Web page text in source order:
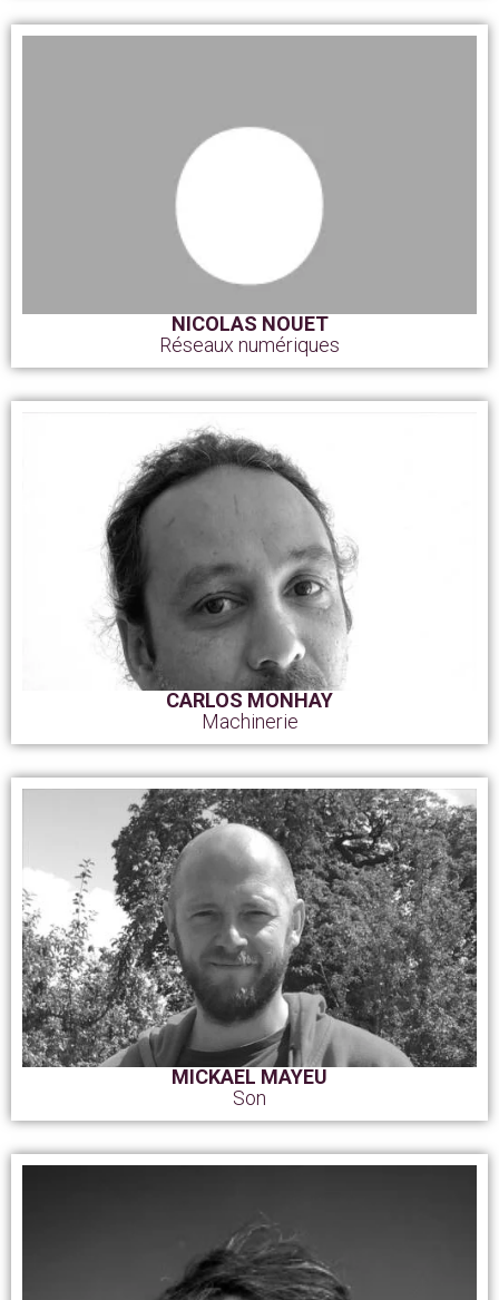
NICOLAS NOUET
Réseaux numériques
CARLOS MONHAY
Machinerie
MICKAEL MAYEU
Son